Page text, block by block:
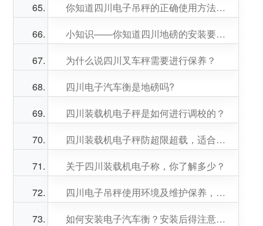
你知道四川电子吊秤的正确使用方法吗？
小知识——你知道四川地磅的安装要求吗？
为什么说四川叉车秤需要进行保养？
四川电子汽车衡是地磅吗?
四川装载机电子秤是如何进行调校的？
四川装载机电子秤防超限超载，适合用在哪些场所？
关于四川装载机电子称，你了解多少？
四川电子吊秤使用环境及维护保养，你知道多少？
如何安装电子汽车衡？安装后得注意什么？